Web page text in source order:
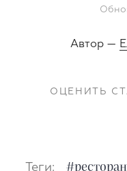
Автор —
ОЦЕНИТЬ
Теги: